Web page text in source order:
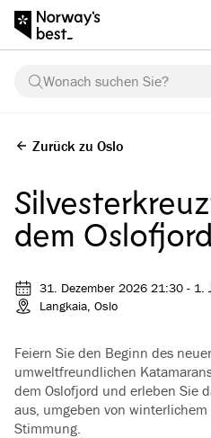
Wonach suchen Sie?
Zurück zu Oslo
dem Oslofjord
31. Dezember 2026 21:30 - 1.
Langkaia, Oslo
Feiern Sie den Beginn des
umweltfreundlichen
dem Oslofjord und erleben Sie
aus, umgeben von
Stimmung.